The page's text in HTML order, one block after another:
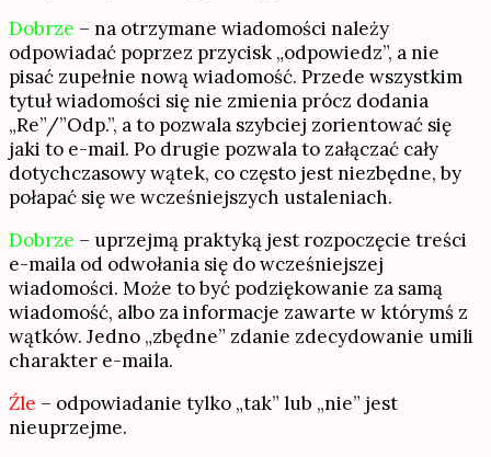
Dobrze – na otrzymane wiadomości należy
odpowiadać poprzez przycisk „odpowiedz”, a nie
pisać zupełnie nową wiadomość. Przede wszystkim
tytuł wiadomości się nie zmienia prócz dodania
„Re”/”Odp.”, a to pozwala szybciej zorientować się
jaki to e-mail. Po drugie pozwala to załączać cały
dotychczasowy wątek, co często jest niezbędne, by
połapać się we wcześniejszych ustaleniach.
Dobrze – uprzejmą praktyką jest rozpoczęcie treści
e-maila od odwołania się do wcześniejszej
wiadomości. Może to być podziękowanie za samą
wiadomość, albo za informacje zawarte w którymś z
wątków. Jedno „zbędne” zdanie zdecydowanie umili
charakter e-maila.
Źle – odpowiadanie tylko „tak” lub „nie” jest
nieuprzejme.